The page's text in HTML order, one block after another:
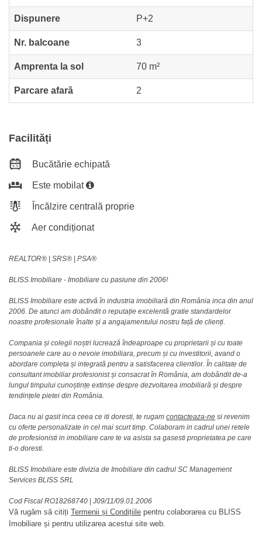
Dispunere P+2
Nr. balcoane 3
Amprenta la sol 70 m²
Parcare afară 2
Facilități
Bucătărie echipată
Este mobilat
Încălzire centrală proprie
Aer condiționat
REALTOR®️ | SRS®️ | PSA®️
BLISS Imobiliare - Imobiliare cu pasiune din 2006!
BLISS Imobiliare este activă în industria imobiliară din România inca din anul
2006. De atunci am dobândit o reputație excelentă gratie standardelor
noastre profesionale înalte și a angajamentului nostru față de clienți.
Compania și colegii noștri lucrează îndeaproape cu proprietarii și cu toate
persoanele care au o nevoie imobiliara, precum și cu investitorii, avand o
abordare completa și integrată pentru a satisfacerea clientilor. În calitate de
consultant imobiliar profesionist și consacrat în România, am dobândit de-a
lungul timpului cunoștințe extinse despre dezvoltarea imobiliară și despre
tendințele pietei din România.
Daca nu ai gasit inca ceea ce iti doresti, te rugam contacteaza-ne si revenim
cu oferte personalizate in cel mai scurt timp. Colaboram in cadrul unei retele
de profesionisti in imobiliare care te va asista sa gasesti proprietatea pe care
ti-o doresti.
BLISS Imobiliare este divizia de Imobiliare din cadrul SC Management
Services BLISS SRL
Cod Fiscal RO18268740 | J09/11/09.01.2006
Vă rugăm să citiți Termenii și Condițiile pentru colaborarea cu BLISS
Imobiliare și pentru utilizarea acestui site web.